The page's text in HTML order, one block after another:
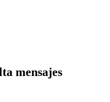
mensajes